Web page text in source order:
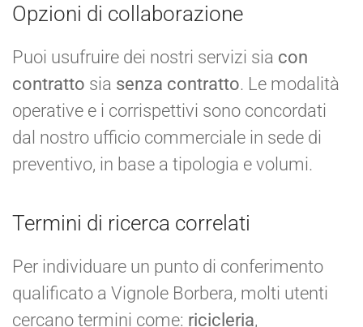
Opzioni di collaborazione
Puoi usufruire dei nostri servizi sia con
contratto sia senza contratto. Le modalità
operative e i corrispettivi sono concordati
dal nostro ufficio commerciale in sede di
preventivo, in base a tipologia e volumi.
Termini di ricerca correlati
Per individuare un punto di conferimento
qualificato a Vignole Borbera, molti utenti
cercano termini come: ricicleria,